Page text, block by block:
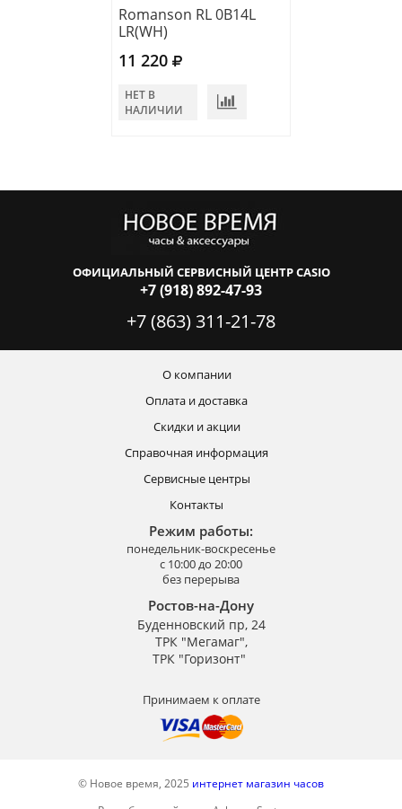
Romanson RL 0B14L
LR(WH)
11 220
НЕТ В
НАЛИЧИИ
ОФИЦИАЛЬНЫЙ СЕРВИСНЫЙ ЦЕНТР CASIO
+7 (918) 892-47-93
+7 (863) 311-21-78
О компании
Оплата и доставка
Скидки и акции
Справочная информация
Сервисные центры
Контакты
Режим работы:
понедельник-воскресенье
с 10:00 до 20:00
без перерыва
Ростов-на-Дону
Буденновский пр, 24
ТРК "Мегамаг",
ТРК "Горизонт"
Принимаем к оплате
© Новое время, 2025 интернет магазин часов